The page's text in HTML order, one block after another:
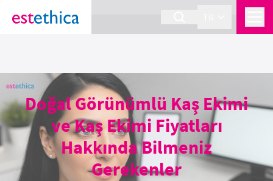
section Service {
Doğal Görünümlü Kaş Ekimi
ve Kaş Ekimi Fiyatları
Hakkında Bilmeniz
Gerekenler